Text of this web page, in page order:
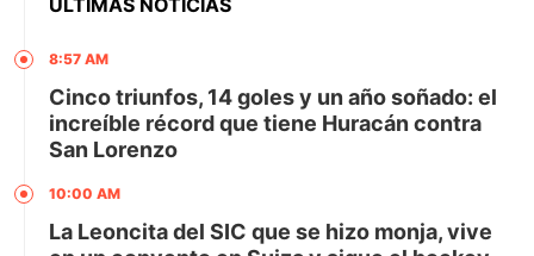
ÚLTIMAS NOTICIAS
8:57 AM
Cinco triunfos, 14 goles y un año soñado: el
increíble récord que tiene Huracán contra
San Lorenzo
10:00 AM
La Leoncita del SIC que se hizo monja, vive